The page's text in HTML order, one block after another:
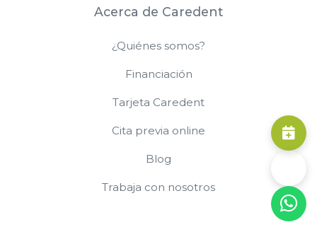
Acerca de Caredent
¿Quiénes somos?
Financiación
Tarjeta Caredent
Cita previa online
Blog
Trabaja con nosotros